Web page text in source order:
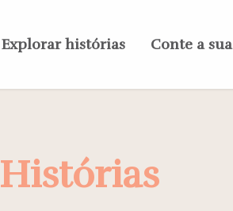
Explorar histórias Conte a sua
Histórias